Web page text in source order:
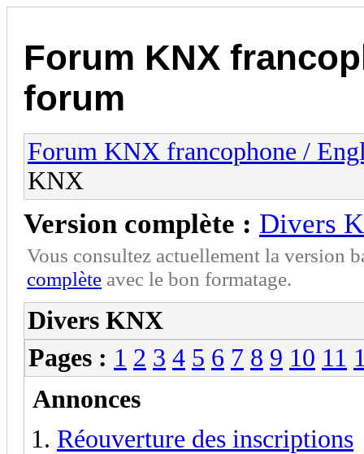
Forum KNX
forum
Forum KNX francophone /
KNX
Version complète : Divers
Vous consultez actuellement la version
complète avec le bon formatage.
Divers KNX
Pages : 1 2 3 4 5 6 7 8 9 10 11
Annonces
Réouverture des inscriptions